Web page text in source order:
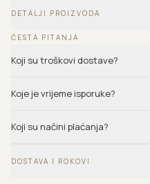
DETALJI PROIZVODA
ČESTA PITANJA
Koji su troškovi dostave?
Koje je vrijeme isporuke?
Koji su načini plaćanja?
DOSTAVA I ROKOVI